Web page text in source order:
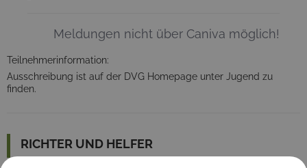
Meldungen nicht über Caniva möglich!
Teilnehmerinformation:
Ausschreibung ist auf der DVG Homepage unter Jugend zu
finden.
RICHTER UND HELFER